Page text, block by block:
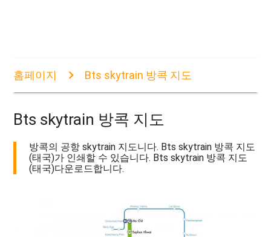
홈페이지 Bts skytrain 방콕 지도
Bts skytrain 방콕 지도
방콕의 공항 skytrain 지도니다. Bts skytrain 방콕 지도
(태국)가 인쇄할 수 있습니다. Bts skytrain 방콕 지도
(태국)다운로드합니다.